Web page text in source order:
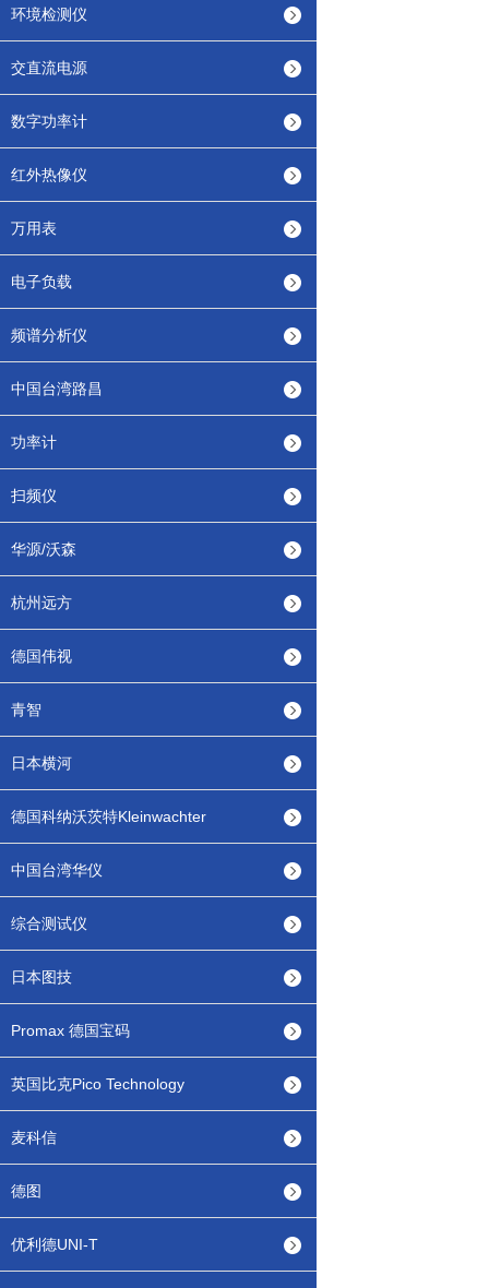
环境检测仪
交直流电源
数字功率计
红外热像仪
万用表
电子负载
频谱分析仪
中国台湾路昌
功率计
扫频仪
华源/沃森
杭州远方
德国伟视
青智
日本横河
德国科纳沃茨特Kleinwachter
中国台湾华仪
综合测试仪
日本图技
Promax 德国宝码
英国比克Pico Technology
麦科信
德图
优利德UNI-T